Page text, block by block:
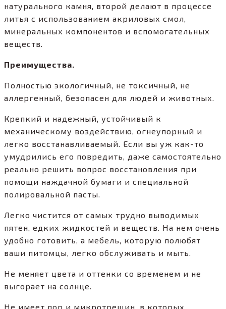
натурального камня, второй делают в процессе
литья с использованием акриловых смол,
минеральных компонентов и вспомогательных
веществ.
Преимущества.
Полностью экологичный, не токсичный, не
аллергенный, безопасен для людей и животных.
Крепкий и надежный, устойчивый к
механическому воздействию, огнеупорный и
легко восстанавливаемый. Если вы уж как-то
умудрились его повредить, даже самостоятельно
реально решить вопрос восстановления при
помощи наждачной бумаги и специальной
полировальной пасты.
Легко чистится от самых трудно выводимых
пятен, едких жидкостей и веществ. На нем очень
удобно готовить, а мебель, которую полюбят
ваши питомцы, легко обслуживать и мыть.
Не меняет цвета и оттенки со временем и не
выгорает на солнце.
Не имеет пор и микротрещин, в которых